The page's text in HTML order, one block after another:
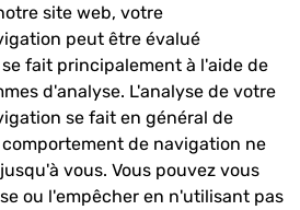
site web, votre
peut être évalué
fait principalement à l'aide de
d'analyse. L'analyse de votre
se fait en général de
de navigation ne
vous. Vous pouvez vous
ou l'empêcher en n'utilisant pas